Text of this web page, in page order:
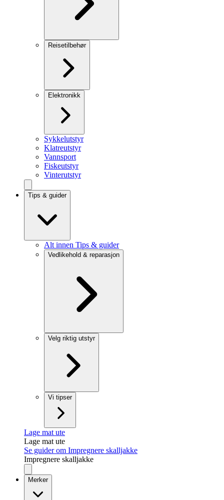
Reisetilbehør
Elektronikk
Sykkelutstyr
Klatreutstyr
Vannsport
Fiskeutstyr
Vinterutstyr
Tips & guider
Alt innen Tips & guider
Vedlikehold & reparasjon
Velg riktig utstyr
Vi tipser
Lage mat ute
Lage mat ute
Se guider om Impregnere skalljakke
Impregnere skalljakke
Merker